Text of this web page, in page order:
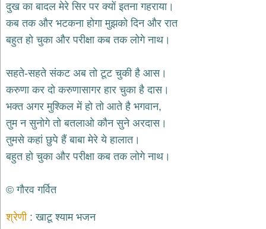
साईं
भजन
bhajans
भजन
jain
bhajans
भजन
durga
bhajans
गणेश
ganesh
राम
दुख का बादल मेरे सिर पर क्यों इतना गहराया।
कब तक और भटकना होगा मुझको दिन और रात
बहुत हो चुका और परीक्षा कब तक लोगे नाथ।
सहते-सहते संकट अब तो टूट चुकी है आस।
करुणा कर दो करुणासागर हार चुका है दास।
भक्त अगर मुश्किल में हो तो आते है भगवान,
तुम न सुनोगे तो बतलाओ कौन सुने अरदास।
तुमसे कहां छुपे हैं बाबा मेरे ये हालात।
बहुत हो चुका और परीक्षा कब तक लोगे नाथ।
© गौरव गर्वित
श्रेणी खाटू श्याम भजन